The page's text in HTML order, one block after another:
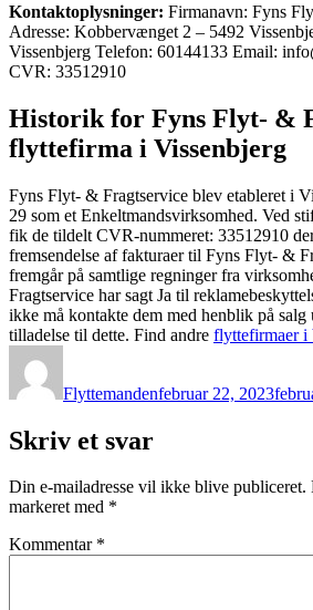
Kontaktoplysninger: Firmanavn: Fyns
Adresse: Kobbervænget 2 – 5492
Vissenbjerg Telefon: 60144133 Email:
CVR: 33512910
Historik for Fyns Flyt- &
flyttefirma i Vissenbjerg
Fyns Flyt- & Fragtservice blev etableret i
29 som et Enkeltmandsvirksomhed. Ved
fik de tildelt CVR-nummeret: 33512910
fremsendelse af fakturaer til Fyns Flyt- &
fremgår på samtlige regninger fra
Fragtservice har sagt Ja til
ikke må kontakte dem med henblik på salg
tilladelse til dette. Find andre flyttefirmaer i
Flyttemandenfebruar 22, 2023
Skriv et svar
Din e-mailadresse vil ikke blive publiceret.
markeret med *
Kommentar *